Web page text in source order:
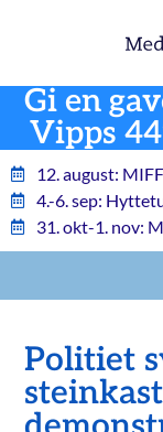
Gi en
Vipps
12. august:
4.-6. sep:
31. okt-1. nov:
Politiet